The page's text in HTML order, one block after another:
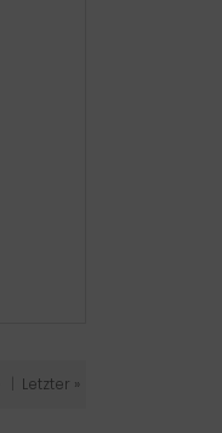
Letzter »